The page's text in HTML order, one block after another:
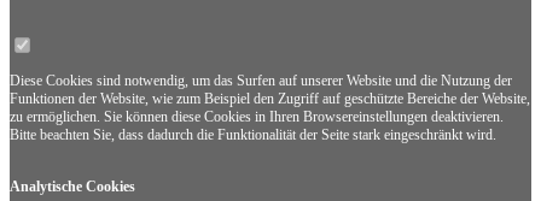
Diese Cookies sind notwendig, um das Surfen auf unserer Website und die Nutzung der
Funktionen der Website, wie zum Beispiel den Zugriff auf geschützte Bereiche der Website,
zu ermöglichen. Sie können diese Cookies in Ihren Browsereinstellungen deaktivieren.
Bitte beachten Sie, dass dadurch die Funktionalität der Seite stark eingeschränkt wird.
Analytische Cookies